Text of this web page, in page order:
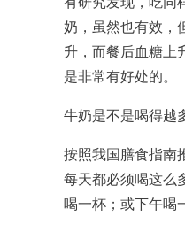
奶，虽然也有效，
升，而餐后血糖上
是非常有好处的。
牛奶是不是喝得越
按照我国膳食指南
每天都必须喝这么
喝一杯；或下午喝